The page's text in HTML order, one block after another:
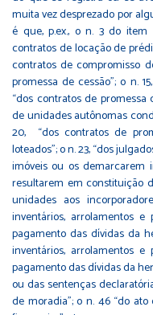
muita vez desprezado por
é que, p.ex., o n. 3 do
contratos de locação de
contratos de compromisso
promessa de cessão”; o n.
“dos contratos de
de unidades autônomas
20, “dos contratos de
loteados”; o n. 23, “dos
imóveis ou os demarcarem
resultarem em constituição
unidades aos
inventários, arrolamentos
pagamento das dívidas da
inventários, arrolamentos
pagamento das dívidas da
ou das sentenças
de moradia”; o n. 46 “do